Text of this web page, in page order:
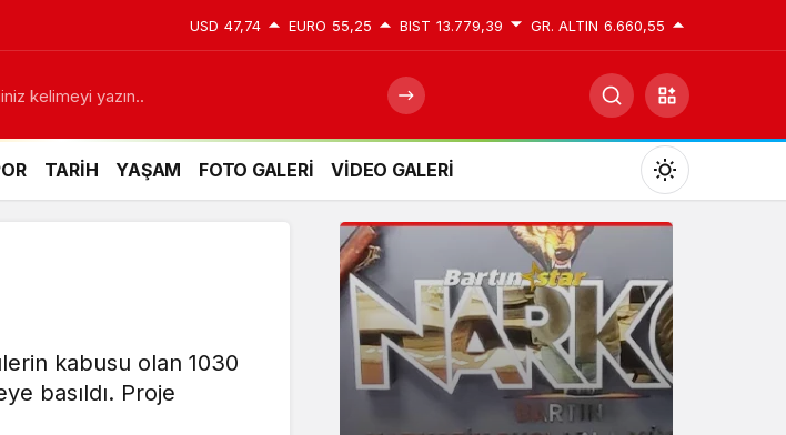
USD 47,74 EURO 55,25 BIST 13.779,39 GR. ALTIN 6.660,55
kelimeyi yazın..
TARİH YAŞAM FOTO GALERİ VİDEO GALERİ
Mod
değiştir
Gündüz Modu
Gündüz modunu seçin.
kabusu olan 1030
basıldı. Proje